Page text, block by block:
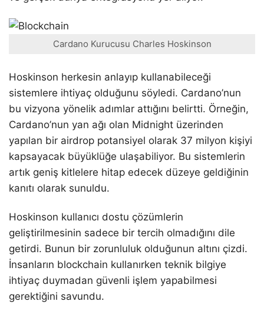
Cardano Kurucusu Charles Hoskinson
Hoskinson herkesin anlayıp kullanabileceği
sistemlere ihtiyaç olduğunu söyledi. Cardano’nun
bu vizyona yönelik adımlar attığını belirtti. Örneğin,
Cardano’nun yan ağı olan Midnight üzerinden
yapılan bir airdrop potansiyel olarak 37 milyon kişiyi
kapsayacak büyüklüğe ulaşabiliyor. Bu sistemlerin
artık geniş kitlelere hitap edecek düzeye geldiğinin
kanıtı olarak sunuldu.
Hoskinson kullanıcı dostu çözümlerin
geliştirilmesinin sadece bir tercih olmadığını dile
getirdi. Bunun bir zorunluluk olduğunun altını çizdi.
İnsanların blockchain kullanırken teknik bilgiye
ihtiyaç duymadan güvenli işlem yapabilmesi
gerektiğini savundu.